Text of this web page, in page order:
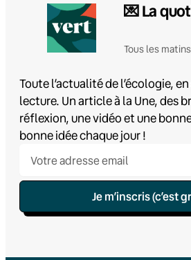
💌 La
Tous les matins
Toute l’actualité de l’écologie,
lecture. Un article à la Une, des
réflexion, une vidéo et une
bonne idée chaque jour !
Je m’inscris (c’est